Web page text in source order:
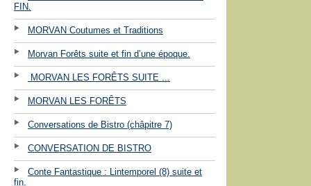
FIN.
MORVAN Coutumes et Traditions
Morvan Forêts suite et fin d’une époque.
MORVAN LES FORÊTS SUITE ...
MORVAN LES FORÊTS
Conversations de Bistro (châpitre 7)
CONVERSATION DE BISTRO
Conte Fantastique : Lintemporel (8) suite et
fin.